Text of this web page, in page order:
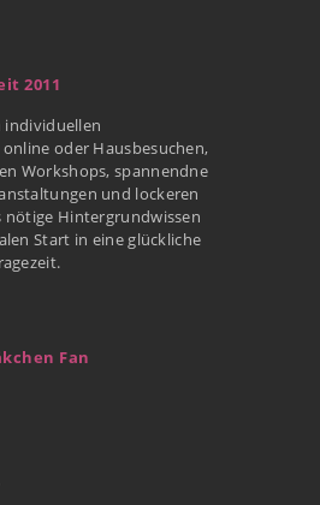
2011
individuellen
online oder Hausbesuchen,
Workshops, spannendne
und lockeren
nötige Hintergrundwissen
Start in eine glückliche
Fan